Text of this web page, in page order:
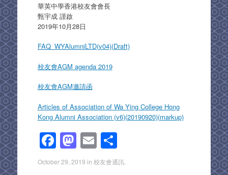
華英中學香港校友會會長
甄宇成 謹啟
2019年10月28日
FAQ_WYAlumniLTD(v04)(Draft)
校友會AGM agenda 2019
校友會AGM邀請函
Articles of Association of Wa Ying College Hong
Kong Alumni Association (v6)(20190920)(markup)
F
a
M
a
E
m
S
h
October 29, 2019 in 校友會通訊.